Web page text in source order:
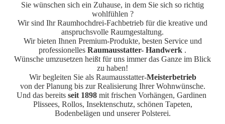
Sie wünschen sich ein Zuhause, in dem Sie sich so richtig
wohlfühlen ?
Wir sind Ihr Raumhochdrei-Fachbetrieb für die kreative und
anspruchsvolle Raumgestaltung.
Wir bieten Ihnen Premium-Produkte, besten Service und
professionelles Raumausstatter- Handwerk .
Wünsche umzusetzen heißt für uns immer das Ganze im Blick
zu haben!
Wir begleiten Sie als Raumausstatter-Meisterbetrieb
von der Planung bis zur Realisierung Ihrer Wohnwünsche.
Und das bereits seit 1898 mit frischen Vorhängen, Gardinen
Plissees, Rollos, Insektenschutz, schönen Tapeten,
Bodenbelägen und unserer Polsterei.